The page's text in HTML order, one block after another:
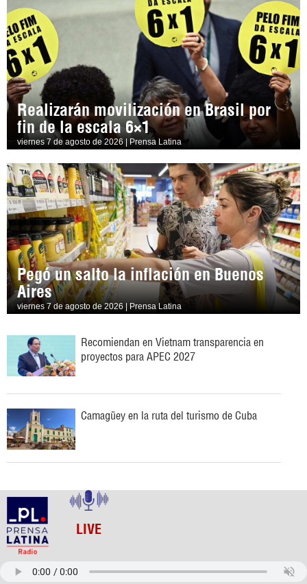
Realizarán movilización en Brasil por
fin de la escala 6×1
viernes 7 de agosto de 2026 | Prensa Latina
Pegó un salto la inflación en Buenos
Aires
viernes 7 de agosto de 2026 | Prensa Latina
Recomiendan en Vietnam transparencia en
proyectos para APEC 2027
Camagüey en la ruta del turismo de Cuba
LIVE